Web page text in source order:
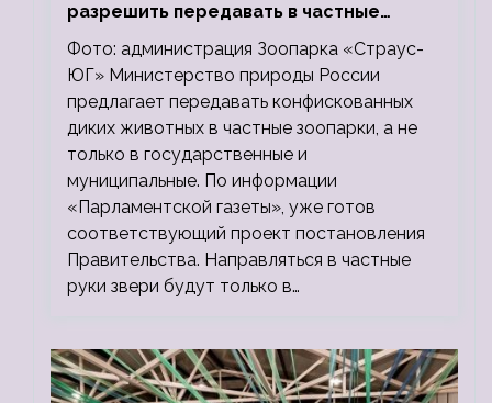
разрешить передавать в частные
зоопарки
Фото: администрация Зоопарка «Страус-
ЮГ» Министерство природы России
предлагает передавать конфискованных
диких животных в частные зоопарки, а не
только в государственные и
муниципальные. По информации
«Парламентской газеты», уже готов
соответствующий проект постановления
Правительства. Направляться в частные
руки звери будут только в…